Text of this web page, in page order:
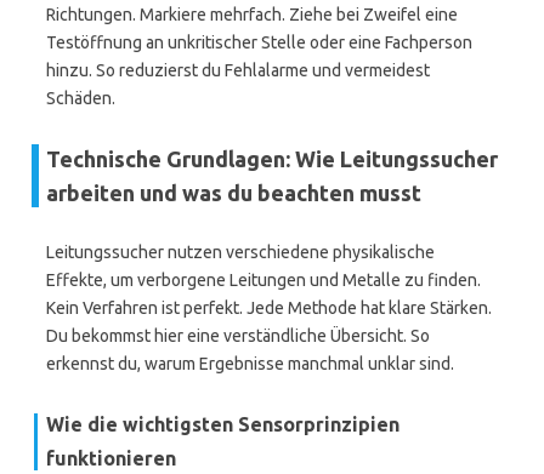
Richtungen. Markiere mehrfach. Ziehe bei Zweifel eine
Testöffnung an unkritischer Stelle oder eine Fachperson
hinzu. So reduzierst du Fehlalarme und vermeidest
Schäden.
Technische Grundlagen: Wie Leitungssucher
arbeiten und was du beachten musst
Leitungssucher nutzen verschiedene physikalische
Effekte, um verborgene Leitungen und Metalle zu finden.
Kein Verfahren ist perfekt. Jede Methode hat klare Stärken.
Du bekommst hier eine verständliche Übersicht. So
erkennst du, warum Ergebnisse manchmal unklar sind.
Wie die wichtigsten Sensorprinzipien
funktionieren